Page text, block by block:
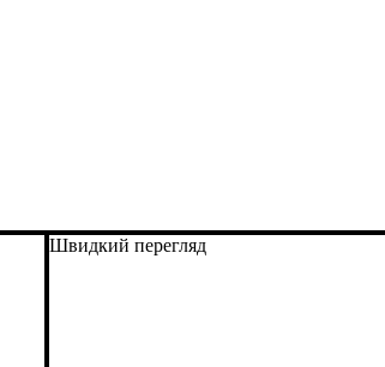
Швидкий перегляд